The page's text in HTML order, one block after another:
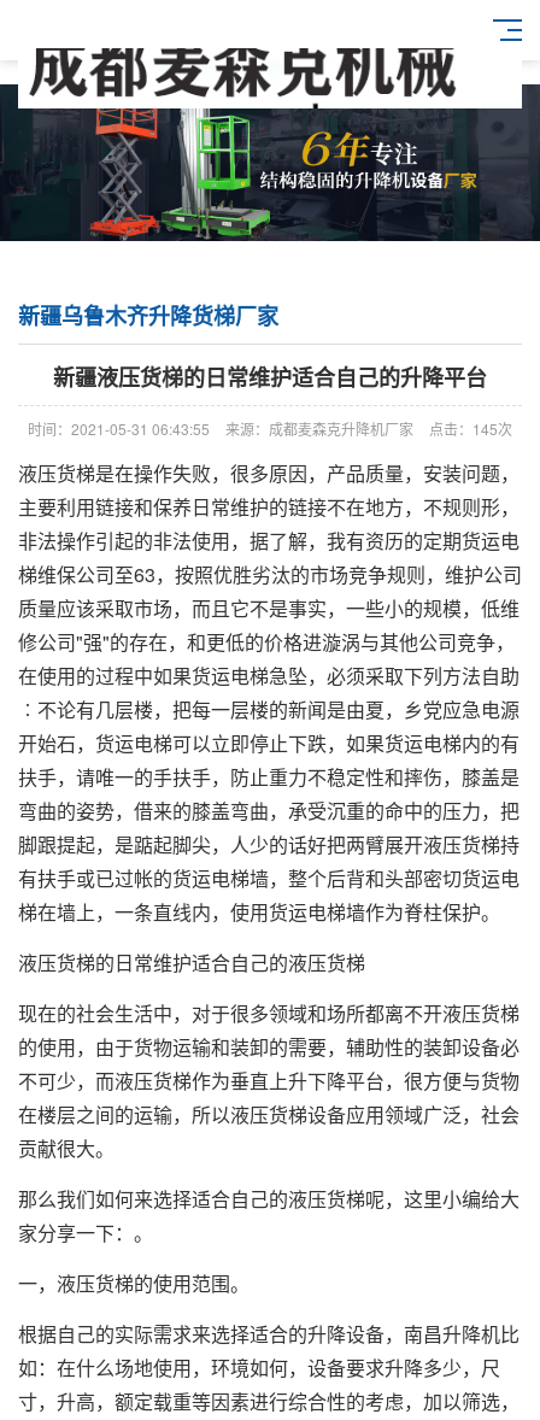
新疆乌鲁木齐升降货梯厂家
新疆液压货梯的日常维护适合自己的升降平台
时间：2021-05-31 06:43:55 来源：成都麦森克升降机厂家 点击：145次
液压货梯是在操作失败，很多原因，产品质量，安装问题，
主要利用链接和保养日常维护的链接不在地方，不规则形，
非法操作引起的非法使用，据了解，我有资历的定期货运电
梯维保公司至63，按照优胜劣汰的市场竞争规则，维护公司
质量应该采取市场，而且它不是事实，一些小的规模，低维
修公司"强"的存在，和更低的价格进漩涡与其他公司竞争，
在使用的过程中如果货运电梯急坠，必须采取下列方法自助
︰不论有几层楼，把每一层楼的新闻是由夏，乡党应急电源
开始石，货运电梯可以立即停止下跌，如果货运电梯内的有
扶手，请唯一的手扶手，防止重力不稳定性和摔伤，膝盖是
弯曲的姿势，借来的膝盖弯曲，承受沉重的命中的压力，把
脚跟提起，是踮起脚尖，人少的话好把两臂展开液压货梯持
有扶手或已过帐的货运电梯墙，整个后背和头部密切货运电
梯在墙上，一条直线内，使用货运电梯墙作为脊柱保护。
液压货梯的日常维护适合自己的液压货梯
现在的社会生活中，对于很多领域和场所都离不开液压货梯
的使用，由于货物运输和装卸的需要，辅助性的装卸设备必
不可少，而液压货梯作为垂直上升下降平台，很方便与货物
在楼层之间的运输，所以液压货梯设备应用领域广泛，社会
贡献很大。
那么我们如何来选择适合自己的液压货梯呢，这里小编给大
家分享一下：。
一，液压货梯的使用范围。
根据自己的实际需求来选择适合的升降设备，南昌升降机比
如：在什么场地使用，环境如何，设备要求升降多少，尺
寸，升高，额定载重等因素进行综合性的考虑，加以筛选，